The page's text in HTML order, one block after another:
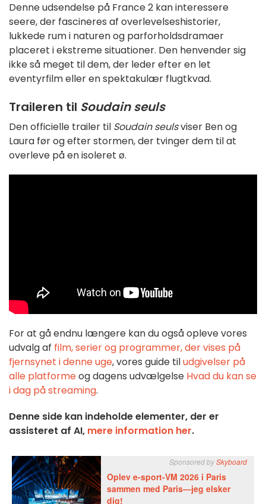
Denne udsendelse på France 2 kan interessere
seere, der fascineres af overlevelseshistorier,
lukkede rum i naturen og parforholdsdramaer
placeret i ekstreme situationer. Den henvender sig
ikke så meget til dem, der leder efter en let
eventyrfilm eller en spektakulær flugtkvad.
Traileren til Soudain seuls
Den officielle trailer til Soudain seulsviser Ben og
Laura før og efter stormen, der tvinger dem til at
overleve på en isoleret ø.
For at gå endnu længere kan du også opleve vores
udvalg af film, serier og programmer, der vises på
fjernsynet i denne uge, vores guide tiludgivelser på
alle platformeog dagens udvælgelse Hvad du kan se
i dag på streaming.
Denne side kan indeholde elementer, der er
assisteret af AI, mere information her.